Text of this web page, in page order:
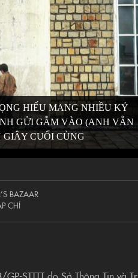
HIẾU MANG NHIỀU KỶ
GỬI GẮM VÀO (ANH VẪN
CUỐI CÙNG
BAZAAR
CHÍ